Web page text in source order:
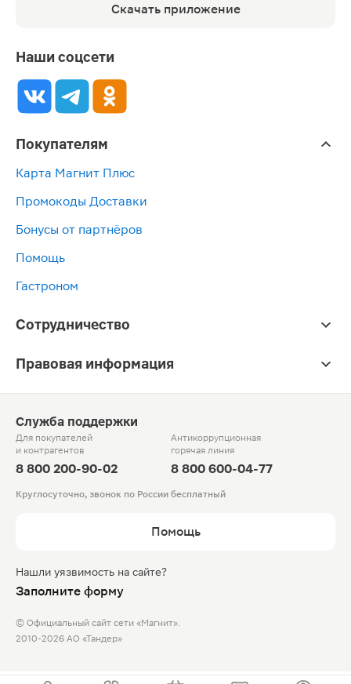
Скачать приложение
Наши соцсети
Покупателям
Карта Магнит Плюс
Промокоды Доставки
Бонусы от партнёров
Помощь
Гастроном
Сотрудничество
Правовая информация
Служба поддержки
Для покупателей
и контрагентов
8 800 200-90-02
Антикоррупционная
горячая линия
8 800 600-04-77
Круглосуточно, звонок по России бесплатный
Помощь
Нашли уязвимость на сайте?
Заполните форму
© Официальный сайт сети «Магнит».
2010-2026 АО «Тандер»